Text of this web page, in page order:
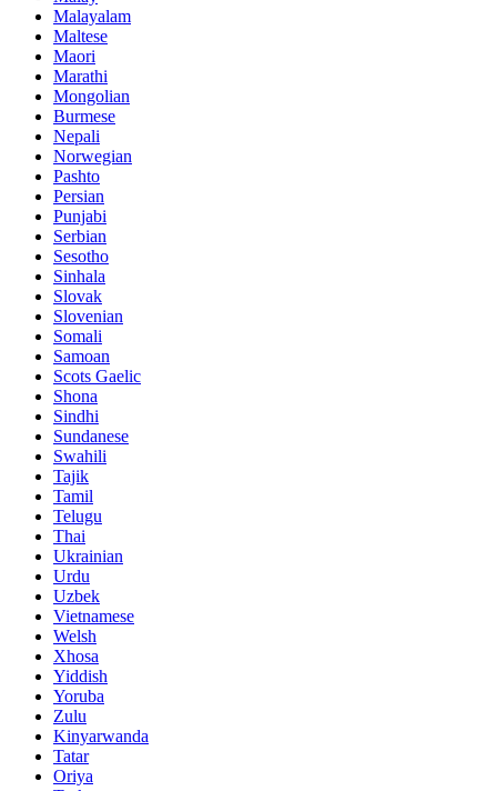
Malayalam
Maltese
Maori
Marathi
Mongolian
Burmese
Nepali
Norwegian
Pashto
Persian
Punjabi
Serbian
Sesotho
Sinhala
Slovak
Slovenian
Somali
Samoan
Scots Gaelic
Shona
Sindhi
Sundanese
Swahili
Tajik
Tamil
Telugu
Thai
Ukrainian
Urdu
Uzbek
Vietnamese
Welsh
Xhosa
Yiddish
Yoruba
Zulu
Kinyarwanda
Tatar
Oriya